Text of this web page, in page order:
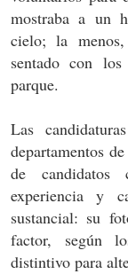
mostraba a un
cielo; la
sentado con
parque.
Las
departamentos
de candidatos
experiencia y
sustancial: su
factor, según
distintivo para